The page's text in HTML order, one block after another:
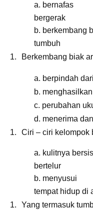
a.
bergerak
b.
tumbuh
Berkembang biak
a. berpindah
b.
c. perubahan
d. menerima
Ciri – ciri
a.
bertelur
b.
tempat hidup di
Yang termasuk